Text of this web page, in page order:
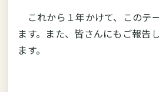
これから１年かけて、このテ
ます。また、皆さんにもご報告
ます。